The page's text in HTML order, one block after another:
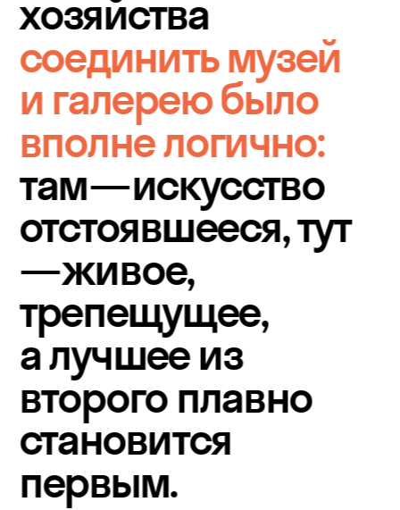
соединить музей
и галерею было
вполне логично:
там—искусство
отстоявшееся, тут
—живое,
трепещущее,
а лучшее из
второго плавно
становится
первым.